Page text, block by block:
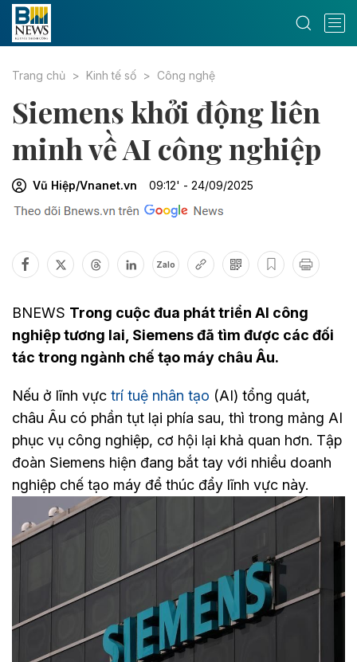
Trang chủ Kinh tế số Công nghệ
Siemens khởi động liên
minh về AI công nghiệp
Vũ Hiệp/Vnanet.vn 09:12' - 24/09/2025
Zalo
BNEWS Trong cuộc đua phát triển AI công
nghiệp tương lai, Siemens đã tìm được các đối
tác trong ngành chế tạo máy châu Âu.
Nếu ở lĩnh vực trí tuệ nhân tạo (AI) tổng quát,
châu Âu có phần tụt lại phía sau, thì trong mảng AI
phục vụ công nghiệp, cơ hội lại khả quan hơn. Tập
đoàn Siemens hiện đang bắt tay với nhiều doanh
nghiệp chế tạo máy để thúc đẩy lĩnh vực này.